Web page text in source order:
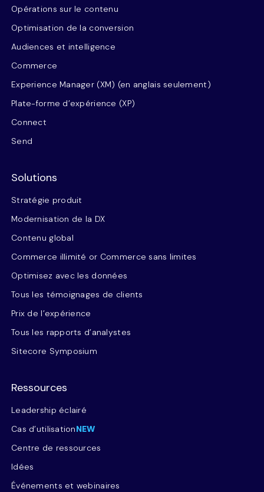
Opérations sur le contenu
Optimisation de la conversion
Audiences et intelligence
Commerce
Experience Manager (XM) (en anglais seulement)
Plate-forme d’expérience (XP)
Connect
Send
Solutions
Stratégie produit
Modernisation de la DX
Contenu global
Commerce illimité or Commerce sans limites
Optimisez avec les données
Tous les témoignages de clients
Prix de l’expérience
Tous les rapports d’analystes
Sitecore Symposium
Ressources
Leadership éclairé
Cas d’utilisationNEW
Centre de ressources
Idées
Événements et webinaires